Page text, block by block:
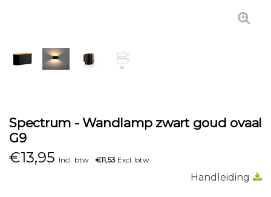
Spectrum - Wandlamp zwart goud ovaal
G9
€13,95 Incl. btw €11,53 Excl. btw
Handleiding